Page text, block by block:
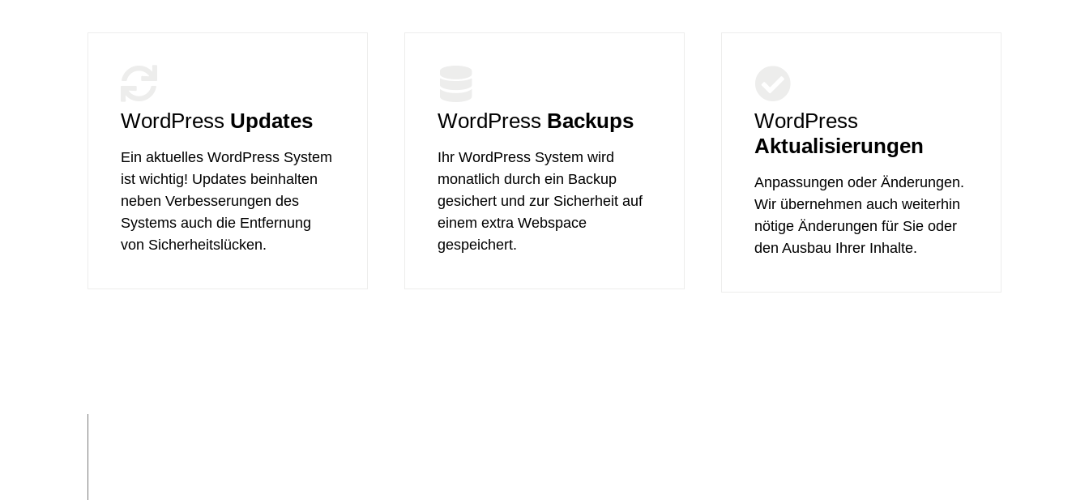
WordPress Updates
Ein aktuelles WordPress System
ist wichtig! Updates beinhalten
neben Verbesserungen des
Systems auch die Entfernung
von Sicherheitslücken.
WordPress Backups
Ihr WordPress System wird
monatlich durch ein Backup
gesichert und zur Sicherheit auf
einem extra Webspace
gespeichert.
WordPress
Aktualisierungen
Anpassungen oder Änderungen.
Wir übernehmen auch weiterhin
nötige Änderungen für Sie oder
den Ausbau Ihrer Inhalte.